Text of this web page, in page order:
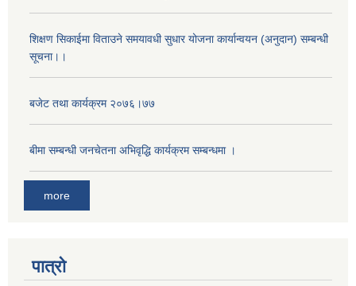
शिक्षण सिकाईमा विताउने समयावधी सुधार योजना कार्यान्वयन (अनुदान) सम्बन्धी
सूचना।।
बजेट तथा कार्यक्रम २०७६।७७
बीमा सम्बन्धी जनचेतना अभिवृद्धि कार्यक्रम सम्बन्धमा ।
more
पात्रो